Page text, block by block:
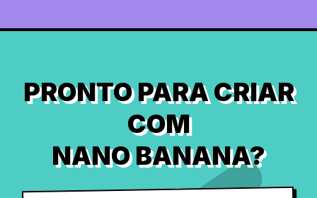
PRONTO PARA CRIAR
COM
NANO BANANA?